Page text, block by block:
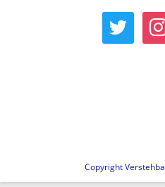
twitter
Copyright